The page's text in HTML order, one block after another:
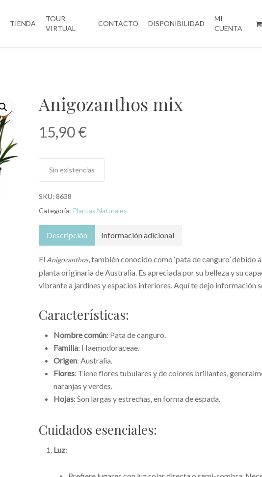
TIENDA
TOUR
VIRTUAL
CONTACTO DISPONIBILIDAD
MI
CUENTA
Anigozanthos mix
15,90€
Sin existencias
SKU: 8638
Categoría: Plantas Naturales
Descripción Información adicional
El Anigozanthos, también conocido como ‘pata de canguro’ debido
planta originaria de Australia. Es apreciada por su belleza y su
vibrante a jardines y espacios interiores. Aquí te dejo información
Características:
Nombre común: Pata de canguro.
Familia: Haemodoraceae.
Origen: Australia.
Flores: Tiene flores tubulares y de colores brillantes,
naranjas y verdes.
Hojas: Son largas y estrechas, en forma de espada.
Cuidados esenciales:
Luz: